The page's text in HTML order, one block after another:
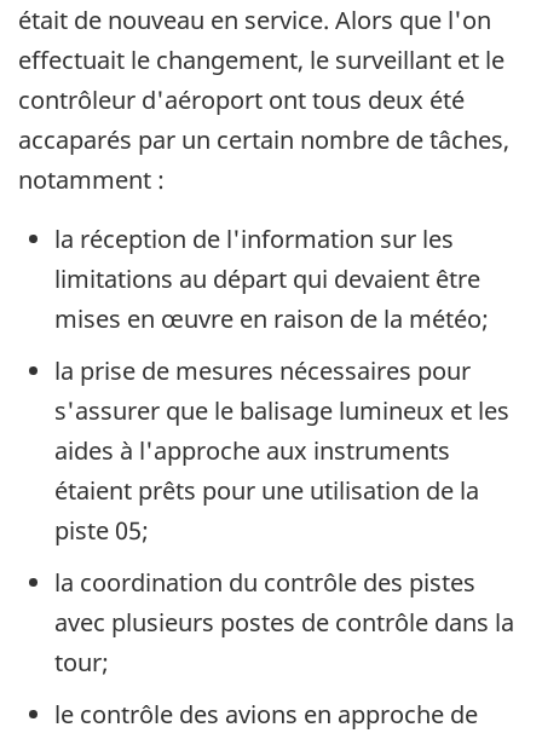
était de nouveau en service. Alors que l'on
effectuait le changement, le surveillant et le
contrôleur d'aéroport ont tous deux été
accaparés par un certain nombre de tâches,
notamment :
la réception de l'information sur les
limitations au départ qui devaient être
mises en œuvre en raison de la météo;
la prise de mesures nécessaires pour
s'assurer que le balisage lumineux et les
aides à l'approche aux instruments
étaient prêts pour une utilisation de la
piste 05;
la coordination du contrôle des pistes
avec plusieurs postes de contrôle dans la
tour;
le contrôle des avions en approche de